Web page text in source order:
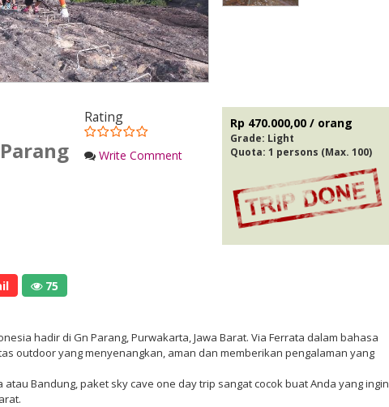
Rating
Write Comment
Rp 470.000,00 / orang
Grade: Light
Quota: 1 persons (Max. 100)
75
hadir di Gn Parang, Purwakarta, Jawa Barat. Via Ferrata dalam bahasa
outdoor yang menyenangkan, aman dan memberikan pengalaman yang
Bandung, paket sky cave one day trip sangat cocok buat Anda yang ingin